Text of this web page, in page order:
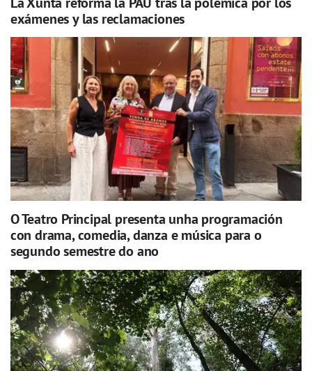
exámenes y las reclamaciones
O Teatro Principal presenta unha programación
con drama, comedia, danza e música para o
segundo semestre do ano